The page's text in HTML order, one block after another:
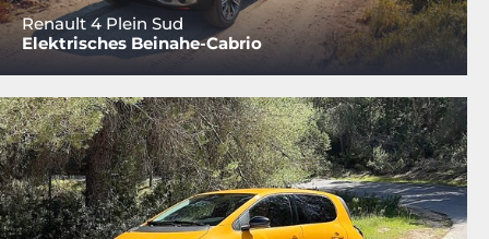
Renault 4 Plein Sud
Elektrisches Beinahe-Cabrio